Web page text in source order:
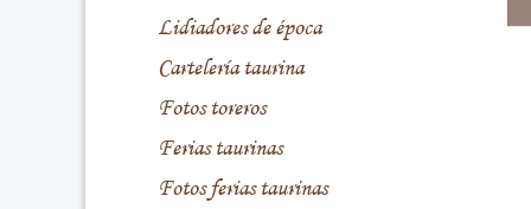
Lidiadores de época
Cartelería taurina
Fotos toreros
Ferias taurinas
Fotos ferias taurinas